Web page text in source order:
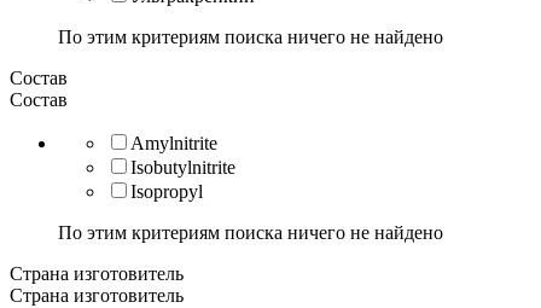
По этим критериям поиска ничего не найдено
Состав
Состав
Amylnitrite
Isobutylnitrite
Isopropyl
По этим критериям поиска ничего не найдено
Страна изготовитель
Страна изготовитель